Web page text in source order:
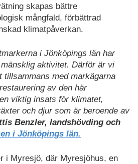
skapas bättre
mångfald, förbättrad
klimatpåverkan.
i Jönköpings län har
aktivitet. Därför är vi
tillsammans med markägarna
av den här
viktig insats för klimatet,
och djur som är beroende av
Benzler, landshövding och
i Jönköpings län.
i Myresjö, där Myresjöhus, en